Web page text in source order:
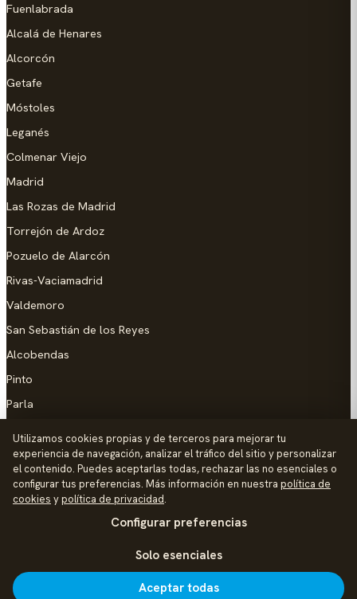
Fuenlabrada
Alcalá de Henares
Alcorcón
Getafe
Móstoles
Leganés
Colmenar Viejo
Madrid
Las Rozas de Madrid
Torrejón de Ardoz
Pozuelo de Alarcón
Rivas-Vaciamadrid
Valdemoro
San Sebastián de los Reyes
Alcobendas
Pinto
Parla
AYUDA
Añadir empresa
Aviso Legal
Utilizamos cookies propias y de terceros para mejorar tu
experiencia de navegación, analizar el tráfico del sitio y personalizar
el contenido. Puedes aceptarlas todas, rechazar las no esenciales o
configurar tus preferencias. Más información en nuestra política de
cookies ypolítica de privacidad.
Configurar preferencias
Solo esenciales
Aceptar todas